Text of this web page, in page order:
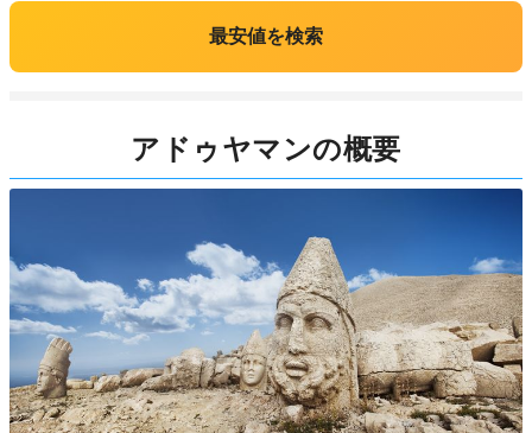
最安値を検索
アドゥヤマンの概要